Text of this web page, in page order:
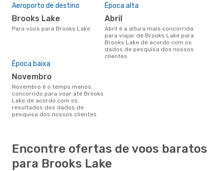
Aeroporto de destino
Brooks Lake
Para voos para Brooks Lake
Época alta
abril
abril é a altura mais concorrida
para viajar de Brooks Lake para
Brooks Lake de acordo com os
dados de pesquisa dos nossos
clientes
Época baixa
novembro
novembro é o tempo menos
concorrido para voar até Brooks
Lake de acordo com os
resultados dos dados de
pesquisa dos nossos clientes
Encontre ofertas de voos baratos
para Brooks Lake